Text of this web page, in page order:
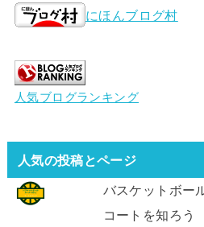
にほんブログ村
人気ブログランキング
人気の投稿とページ
バスケットボー
コートを知ろう